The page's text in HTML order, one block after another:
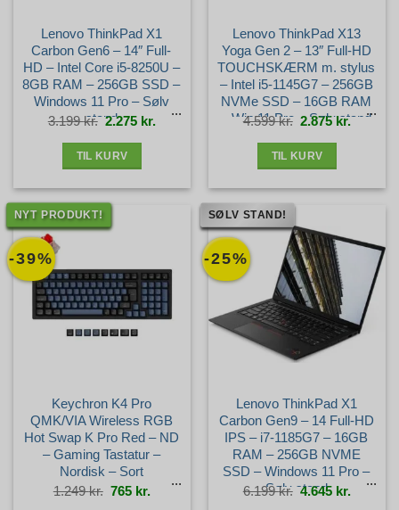
Lenovo ThinkPad X1
Carbon Gen6 – 14″ Full-
HD – Intel Core i5-8250U –
8GB RAM – 256GB SSD –
Windows 11 Pro – Sølv
stand
3.199kr. Den
oprindelige
pris
2.275 kr. Den
aktuelle
pris
TIL KURV
Lenovo ThinkPad X13
Yoga Gen 2 – 13″ Full-HD
TOUCHSKÆRM m. stylus
– Intel i5-1145G7 – 256GB
NVMe SSD – 16GB RAM
– Win 11 Pro – Sølv stand
4.599kr. Den
oprindelige
pris
2.875kr.Den
aktuelle
pris
TIL KURV
-39%
NYT PRODUKT!
Keychron K4 Pro
QMK/VIA Wireless RGB
Hot Swap K Pro Red – ND
– Gaming Tastatur –
Nordisk – Sort
1.249kr. Den
oprindelige
pris
765 kr. Den
aktuelle
pris
-25%
SØLV STAND!
Lenovo ThinkPad X1
Carbon Gen9 – 14 Full-HD
IPS – i7-1185G7 – 16GB
RAM – 256GB NVME
SSD – Windows 11 Pro –
Sølv stand
6.199kr. Den
oprindelige
pris
4.645 kr. Den
aktuelle
pris